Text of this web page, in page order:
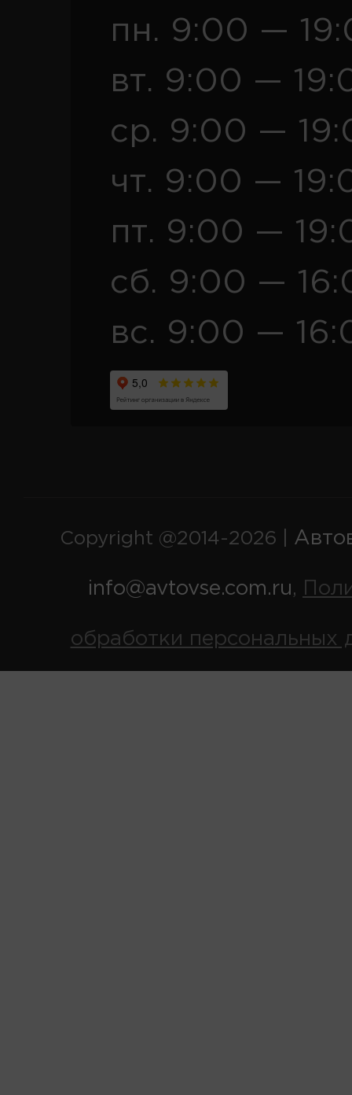
пн. 9:00 —
вт. 9:00 —
ср. 9:00 —
чт. 9:00 —
пт. 9:00 —
сб. 9:00 —
вс. 9:00 —
Copyright @2014-2026 |
info@avtovse.com.ru,
обработки персональных